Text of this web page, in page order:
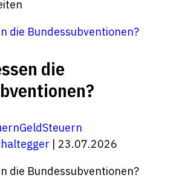
die
GeldSteuern
| 23.07.2026